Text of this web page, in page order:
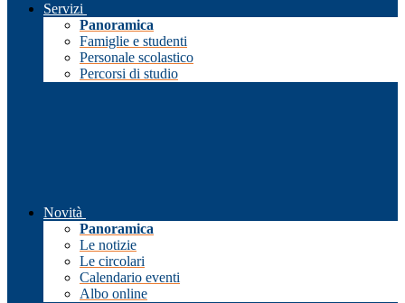
Servizi
Panoramica
Famiglie e studenti
Personale scolastico
Percorsi di studio
Novità
Panoramica
Le notizie
Le circolari
Calendario eventi
Albo online